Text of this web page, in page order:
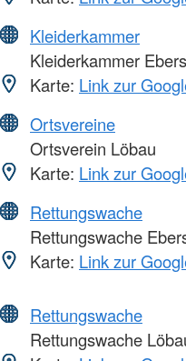
Kleiderkammer
Kleiderkammer
Karte: Link zur
Ortsvereine
Ortsverein Löbau
Karte: Link zur
Rettungswache
Rettungswache
Karte: Link zur
Rettungswache
Rettungswache